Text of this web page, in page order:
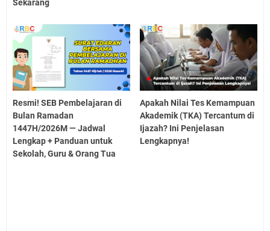
Sekarang
Resmi! SEB Pembelajaran di
Bulan Ramadan
1447H/2026M — Jadwal
Lengkap + Panduan untuk
Sekolah, Guru & Orang Tua
Apakah Nilai Tes Kemampuan
Akademik (TKA) Tercantum di
Ijazah? Ini Penjelasan
Lengkapnya!